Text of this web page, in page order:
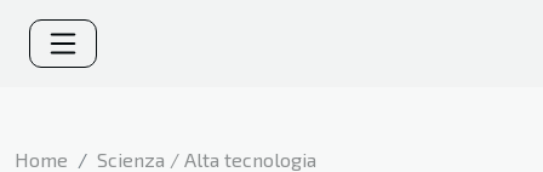
Home
Scienza / Alta tecnologia